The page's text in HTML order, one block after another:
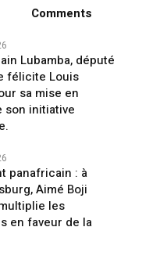
Comments
Lubamba, député
félicite Louis
sa mise en
son initiative
panafricain : à
Aimé Boji
les
en faveur de la